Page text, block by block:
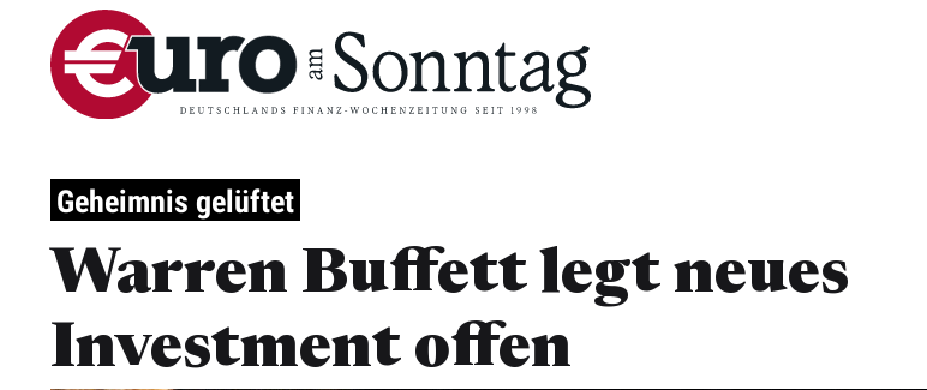
Geheimnis gelüftet
Warren Buffett legt neues
Investment offen